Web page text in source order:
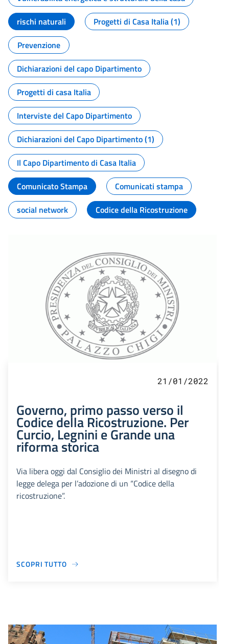
rischi naturali
Progetti di Casa Italia (1)
Prevenzione
Dichiarazioni del capo Dipartimento
Progetti di casa Italia
Interviste del Capo Dipartimento
Dichiarazioni del Capo Dipartimento (1)
Il Capo Dipartimento di Casa Italia
Comunicato Stampa
Comunicati stampa
social network
Codice della Ricostruzione
21/01/2022
Governo, primo passo verso il
Codice della Ricostruzione. Per
Curcio, Legnini e Grande una
riforma storica
Via libera oggi dal Consiglio dei Ministri al disegno di
legge delega per l’adozione di un “Codice della
ricostruzione”.
SCOPRI TUTTO